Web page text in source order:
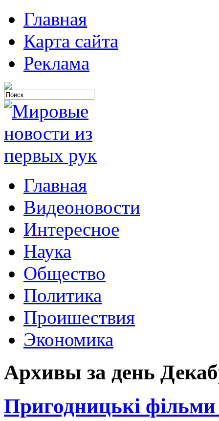
Главная
Карта сайта
Реклама
Главная
Видеоновости
Интересное
Наука
Общество
Политика
Проишествия
Экономика
Архивы за день
Пригодницькі